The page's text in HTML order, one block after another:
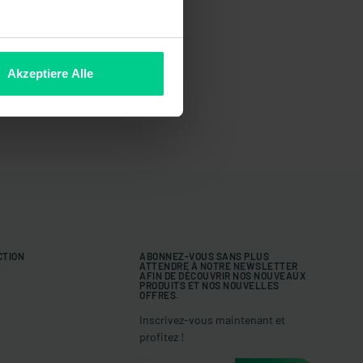
Akzeptiere Alle
ABONNEZ-VOUS SANS PLUS
ATTENDRE À NOTRE NEWSLETTER
AFIN DE DÉCOUVRIR NOS NOUVEAUX
PRODUITS ET NOS NOUVELLES
OFFRES.
Inscrivez-vous maintenant et
profitez !